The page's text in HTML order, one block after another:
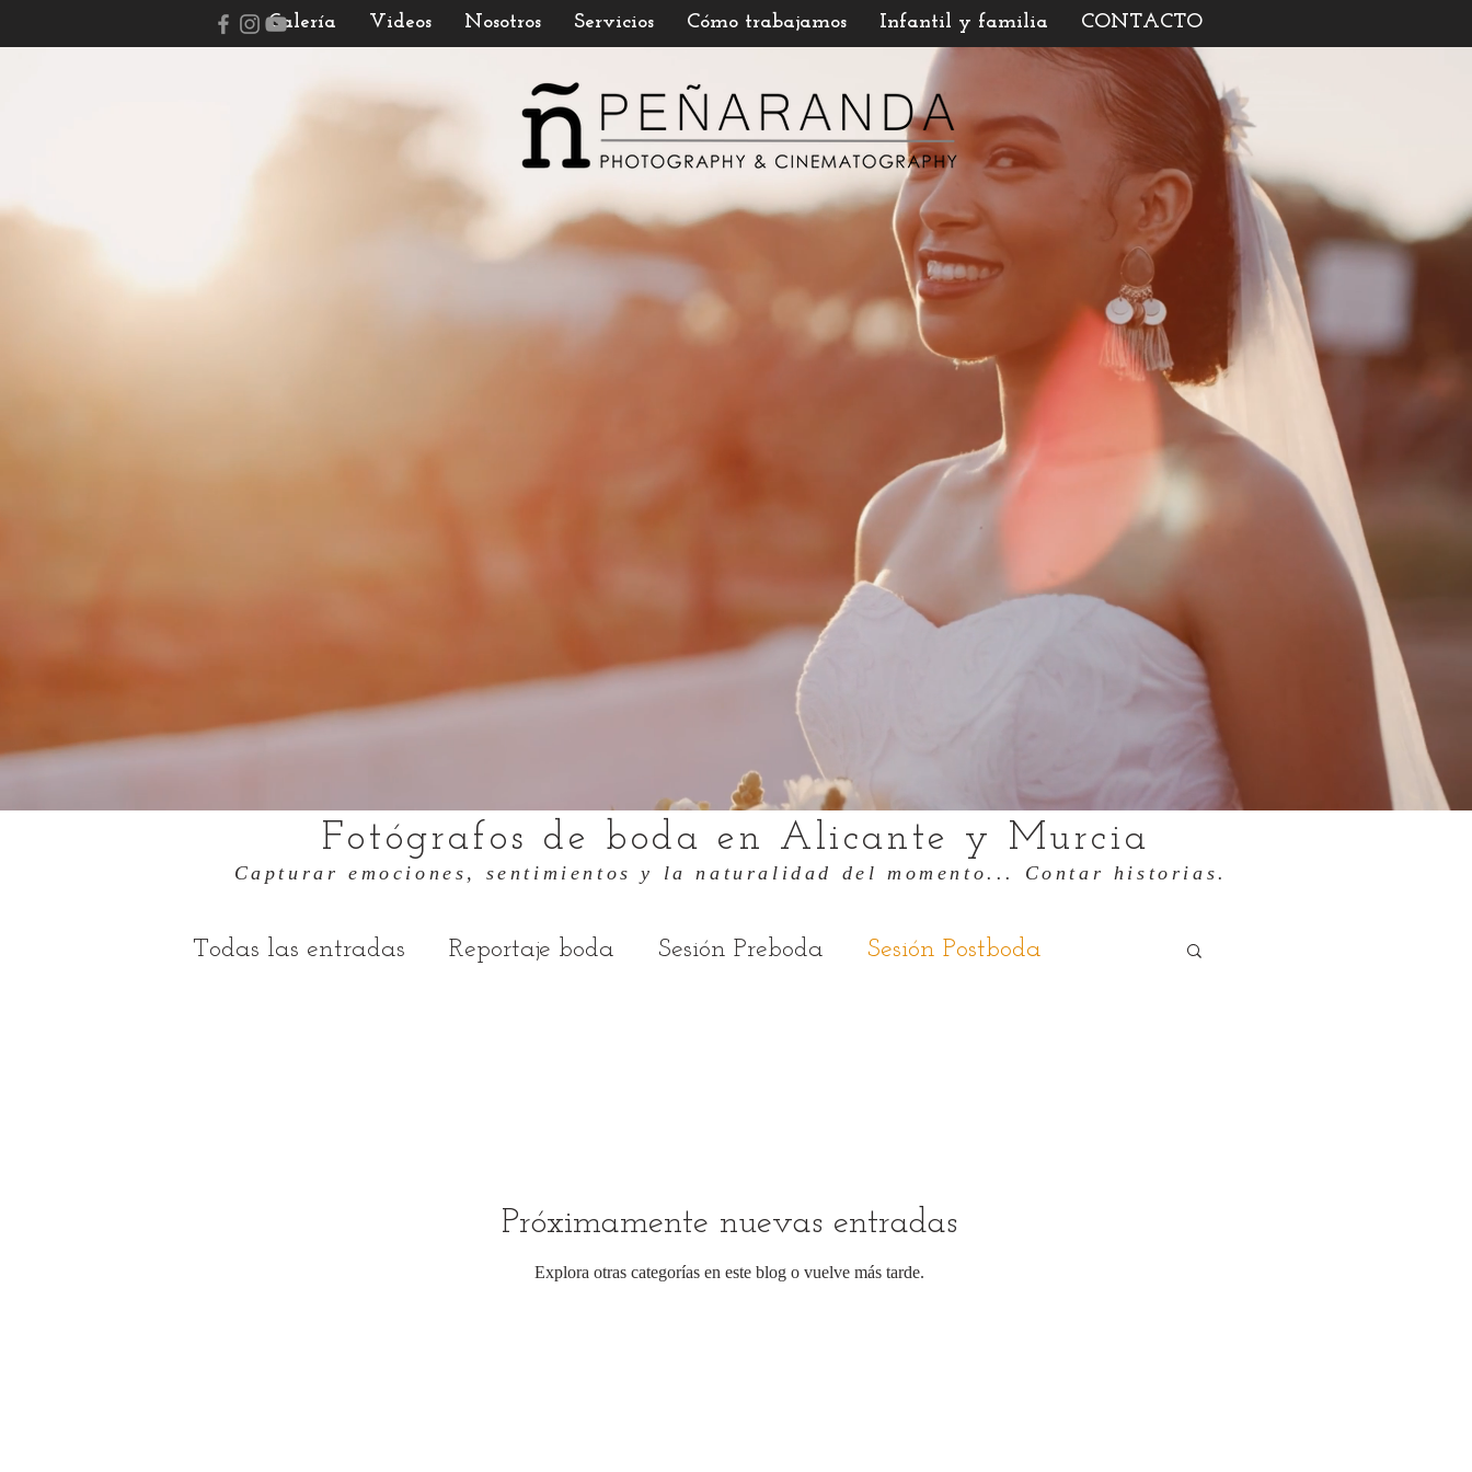
Galería Videos Nosotros Servicios Cómo trabajamos Infantil y familia CONTACTO
Fotógrafos de boda en Alicante y Murcia
Capturar emociones, sentimientos y la naturalidad del momento... Contar historias.
Todas las entradas Reportaje boda Sesión Preboda Sesión Postboda
Próximamente nuevas entradas
Explora otras categorías en este blog o vuelve más tarde.